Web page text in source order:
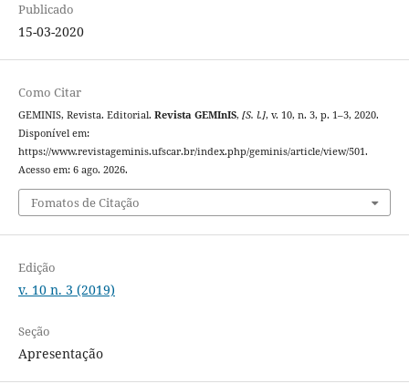
Publicado
15-03-2020
Como Citar
GEMINIS, Revista. Editorial. Revista GEMInIS, [S. l.], v. 10, n. 3, p. 1–3, 2020.
Disponível em:
https://www.revistageminis.ufscar.br/index.php/geminis/article/view/501.
Acesso em: 6 ago. 2026.
Fomatos de Citação
Edição
v. 10 n. 3 (2019)
Seção
Apresentação